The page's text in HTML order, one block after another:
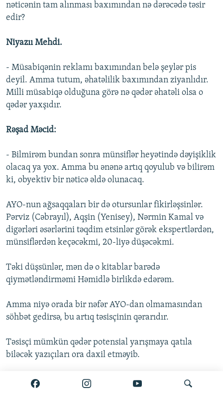
nəticənin tam alınması baxımından nə dərəcədə təsir
edir?
Niyazıı Mehdi.
- Müsabiqənin reklamı baxımından belə şeylər pis
deyil. Amma tutum, əhatəlilik baxımından ziyanlıdır.
Milli müsabiqə olduğuna görə nə qədər əhatəli olsa o
qədər yaxşıdır.
Rəşad Məcid:
- Bilmirəm bundan sonra münsiflər heyətində dəyişiklik
olacaq ya yox. Amma bu ənənə artıq qoyulub və bilirəm
ki, obyektiv bir nəticə əldə olunacaq.
AYO-nun ağsaqqaları bir də otursunlar fikirləşsinlər.
Pərviz (Cəbrayıl), Aqşin (Yenisey), Nərmin Kamal və
digərləri əsərlərini təqdim etsinlər görək ekspertlərdən,
münsiflərdən keçəcəkmi, 20-liyə düşəcəkmi.
Təki düşsünlər, mən də o kitablar barədə
qiymətləndirməmi Həmidlə birlikdə edərəm.
Amma niyə orada bir nəfər AYO-dan olmamasından
söhbət gedirsə, bu artıq təsisçinin qərarıdır.
Təsisçi mümkün qədər potensial yarışmaya qatıla
biləcək yazıçıları ora daxil etməyib.
AzadlıqRadiosu: